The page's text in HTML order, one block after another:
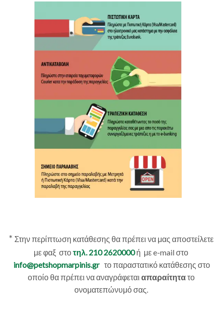
* Στην περίπτωση κατάθεσης θα πρέπει να μας αποστείλετε
με φαξ στοτηλ. 210 2620000ή με e-mail στο
info@petshopmarpinis.gr το παραστατικό κατάθεσης στο
οποίο θα πρέπει να αναγράφεται απαραίτητατο
ονοματεπώνυμό σας.